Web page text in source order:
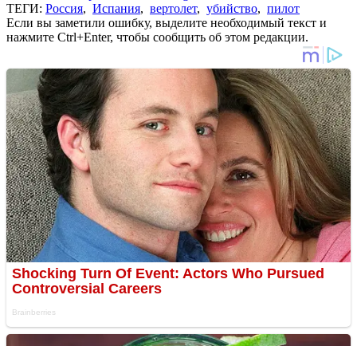
ТЕГИ: Россия, Испания, вертолет, убийство, пилот
Если вы заметили ошибку, выделите необходимый текст и
нажмите Ctrl+Enter, чтобы сообщить об этом редакции.